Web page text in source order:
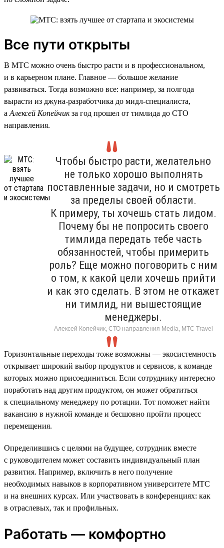
Все пути открыты
В МТС можно очень быстро расти и в профессиональном,
и в карьерном плане. Главное — большое желание
развиваться. Тогда возможно все: например, за полгода
вырасти из джуна-разработчика до мидл-специалиста,
а Алексей Копейчикза год прошел от тимлида до CTO
направления.
Чтобы быстро расти, желательно
не только хорошо выполнять
поставленные задачи, но и смотреть
за пределы своей области.
К примеру, ты хочешь стать лидом.
Почему бы не попросить своего
тимлида передать тебе часть
обязанностей, чтобы примерить
роль? Еще можно поговорить с ним
о том, к какой цели хочешь прийти
и как это сделать. В этом не откажет
ни тимлид, ни вышестоящие
менеджеры.
Алексей Копейчик, СТО направления Media, МТС Travel
Горизонтальные переходы тоже возможны — экосистемность
открывает широкий выбор продуктов и сервисов, к команде
которых можно присоединиться. Если сотруднику интересно
поработать над другим продуктом, он может обратиться
к специальному менеджеру по ротации. Тот поможет найти
вакансию в нужной команде и бесшовно пройти процесс
перемещения.
Определившись с целями на будущее, сотрудник вместе
с руководителем может составить индивидуальный план
развития. Например, включить в него получение
необходимых навыков в корпоративном университете МТС
и на внешних курсах. Или участвовать в конференциях: как
в отраслевых, так и профильных.
Работать — комфортно